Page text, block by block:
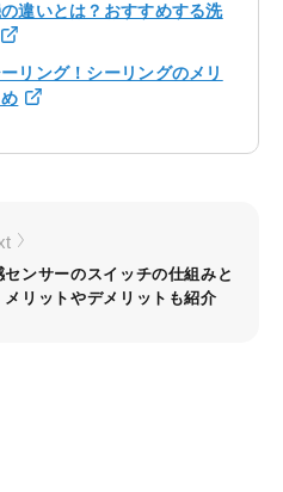
違いとは？おすすめする洗
リング！シーリングのメリ
センサーのスイッチの仕組みと
メリットやデメリットも紹介